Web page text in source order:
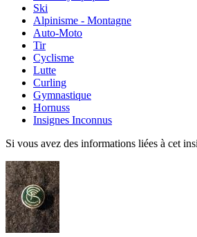
Ski
Alpinisme - Montagne
Auto-Moto
Tir
Cyclisme
Lutte
Curling
Gymnastique
Hornuss
Insignes Inconnus
Si vous avez des informations liées à cet